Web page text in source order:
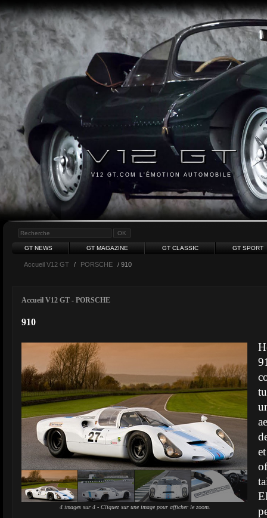
V12 GT.COM L'ÉMOTION AUTOMOBILE
GT NEWS GT MAGAZINE GT CLASSIC GT SPORT
Accueil V12 GT / PORSCHE / 910
Accueil V12 GT - PORSCHE
910
4 images sur 4 - Cliquez sur une image pour afficher le zoom.